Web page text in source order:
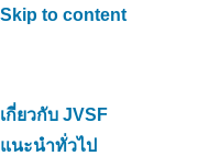
Skip to content
เกี่ยวกับ JVSF
แนะนำทั่วไป